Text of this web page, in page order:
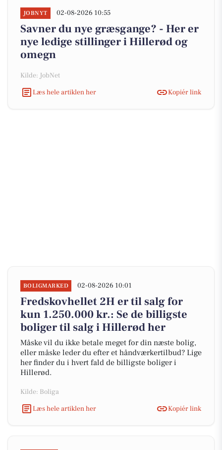
JOBNYT 02-08-2026 10:55
Savner du nye græsgange? - Her er
nye ledige stillinger i Hillerød og
omegn
Kilde: JobNet
Læs hele artiklen her
Kopiér link
BOLIGMARKED 02-08-2026 10:01
Fredskovhellet 2H er til salg for
kun 1.250.000 kr.: Se de billigste
boliger til salg i Hillerød her
Måske vil du ikke betale meget for din næste bolig,
eller måske leder du efter et håndværkertilbud? Lige
her finder du i hvert fald de billigste boliger i
Hillerød.
Kilde: Boliga
Læs hele artiklen her
Kopiér link